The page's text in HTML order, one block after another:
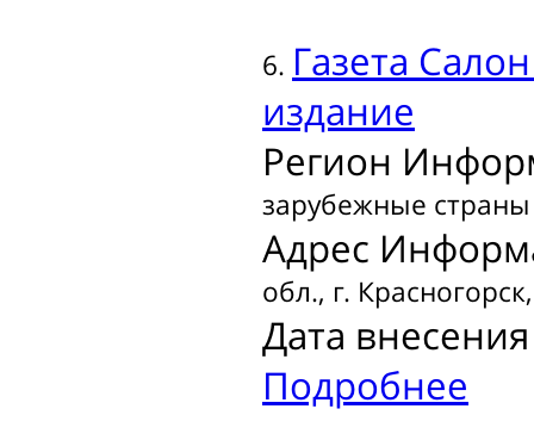
6. Газета
издание
Регион
зарубежные страны
Адрес
обл., г.
Дата
Подробнее